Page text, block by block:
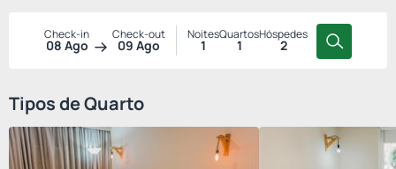
Check-in
08 Ago
Check-out
09 Ago
Noites
1
Quartos
1
Hóspedes
2
Tipos de Quarto